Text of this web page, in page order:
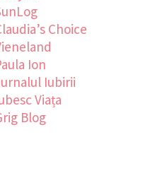
Choice
Ion
Iubirii
Viața
Blog